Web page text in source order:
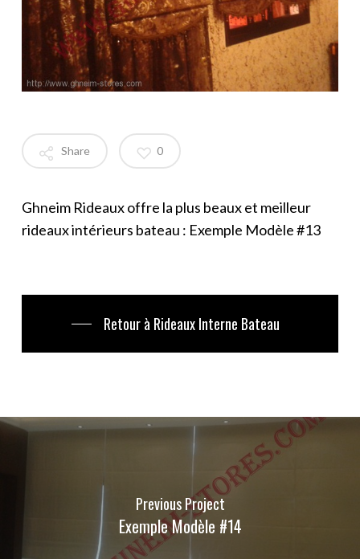
Share 0
Ghneim Rideaux offre la plus beaux et meilleur
rideaux intérieurs bateau : Exemple Modèle #13
Retour à Rideaux Interne Bateau
Previous Project
Exemple Modèle #14